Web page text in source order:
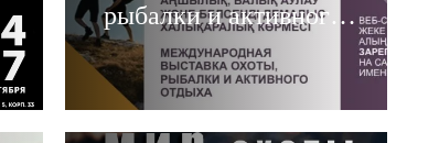
рыбалки и активного
отдыха в Казахстане
ЧИТАТЬ